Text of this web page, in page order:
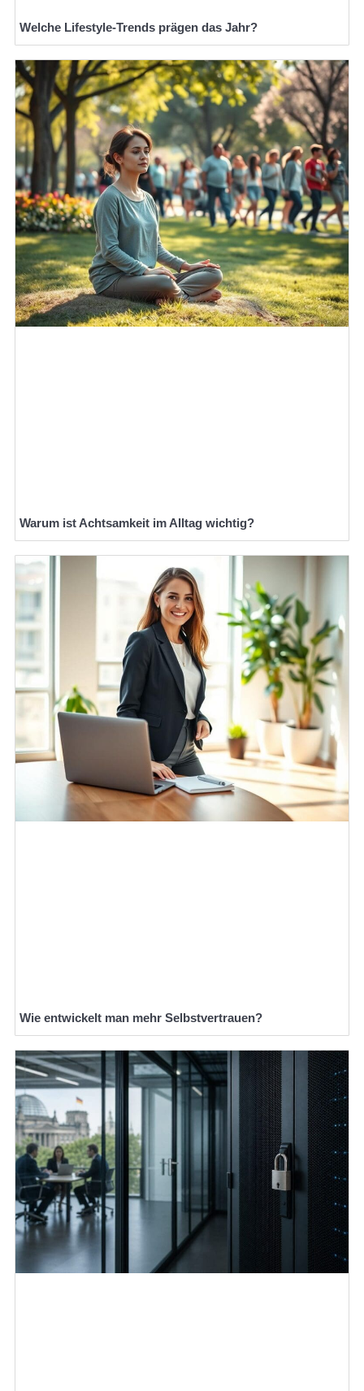
Welche Lifestyle-Trends prägen das Jahr?
Warum ist Achtsamkeit im Alltag wichtig?
Wie entwickelt man mehr Selbstvertrauen?